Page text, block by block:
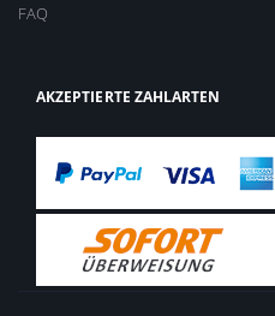
FAQ
AKZEPTIERTE ZAHLARTEN